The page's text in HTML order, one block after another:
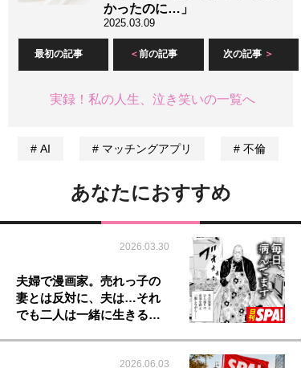
かったのに…」
2025.03.09
最初の記事 前の記事 次の記事
実録！私の人生、泣き笑いの一覧へ
AI マッチングアプリ 不倫
あなたにおすすめ
2026.03.30
夫婦で漫画家。売れっ子の
妻とは反対に、夫は…それ
でも二人は一緒に生きる…
2026.06.03